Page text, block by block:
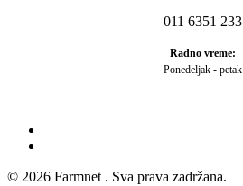
011 6351 233
Radno vreme:
Ponedeljak - petak
© 2026 Farmnet . Sva prava zadržana.